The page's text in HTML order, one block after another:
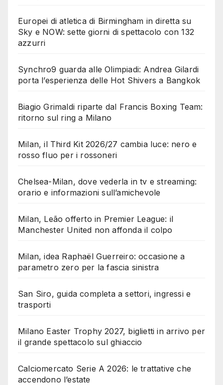
Europei di atletica di Birmingham in diretta su
Sky e NOW: sette giorni di spettacolo con 132
azzurri
Synchro9 guarda alle Olimpiadi: Andrea Gilardi
porta l’esperienza delle Hot Shivers a Bangkok
Biagio Grimaldi riparte dal Francis Boxing Team:
ritorno sul ring a Milano
Milan, il Third Kit 2026/27 cambia luce: nero e
rosso fluo per i rossoneri
Chelsea-Milan, dove vederla in tv e streaming:
orario e informazioni sull’amichevole
Milan, Leão offerto in Premier League: il
Manchester United non affonda il colpo
Milan, idea Raphaël Guerreiro: occasione a
parametro zero per la fascia sinistra
San Siro, guida completa a settori, ingressi e
trasporti
Milano Easter Trophy 2027, biglietti in arrivo per
il grande spettacolo sul ghiaccio
Calciomercato Serie A 2026: le trattative che
accendono l’estate